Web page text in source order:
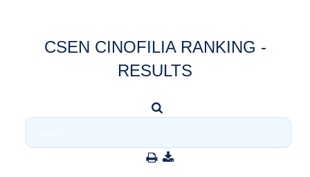
CSEN CINOFILIA RANKING -
RESULTS